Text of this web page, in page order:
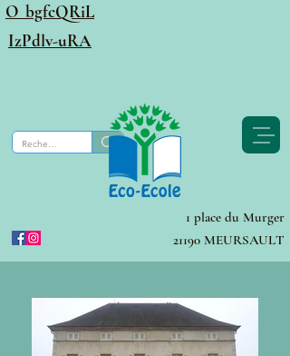
1 place du Murger
21190 MEURSAULT
O_bgfcQRiL
IzPdlv-uRA